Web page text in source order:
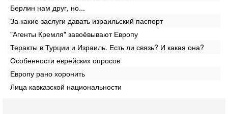
Берлин нам друг, но...‎
За какие заслуги давать израильский паспорт
"Агенты Кремля" завоёвывают Европу
Теракты в Турции и Израиль. Есть ли связь? И какая она?
Особенности еврейских опросов
Европу рано хоронить
Лица кавказской национальности